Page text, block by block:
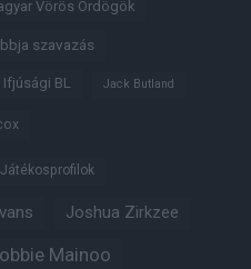
Vörös Ördögök
szavazás
Ifjúsági BL Jack Butland
Játékosprofilok
Joshua Zirkzee
Mainoo